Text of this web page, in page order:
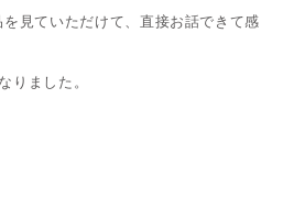
見ていただけて、直接お話できて感
りました。